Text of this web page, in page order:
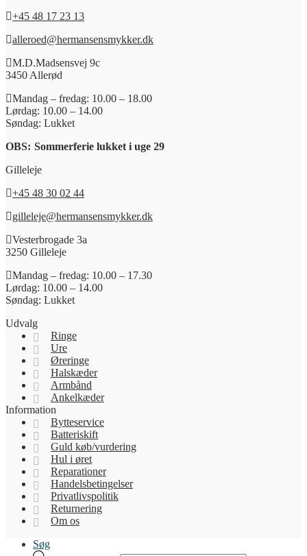
+45 48 17 23 13
alleroed@hermansensmykker.dk
M.D.Madsensvej 9c
3450 Allerød
Mandag – fredag: 10.00 – 18.00
Lørdag: 10.00 – 14.00
Søndag: Lukket
OBS: Sommerferie lukket i uge 29
Gilleleje
+45 48 30 02 44
gilleleje@hermansensmykker.dk
Vesterbrogade 3a
3250 Gilleleje
Mandag – fredag: 10.00 – 17.30
Lørdag: 10.00 – 14.00
Søndag: Lukket
Udvalg
Ringe
Ure
Øreringe
Halskæder
Armbånd
Ankelkæder
Information
Bytteservice
Batteriskift
Guld køb/vurdering
Hul i øret
Reparationer
Handelsbetingelser
Privatlivspolitik
Returnering
Om os
Søg